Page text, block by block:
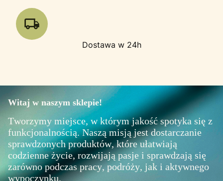
Dostawa w 24h
Witaj w naszym sklepie!
Tworzymy miejsce, w którym jakość spotyka się z
funkcjonalnością. Naszą misją jest dostarczanie
sprawdzonych produktów, które ułatwiają
codzienne życie, rozwijają pasje i sprawdzają się
zarówno podczas pracy, podróży, jak i aktywnego
wypoczynku.